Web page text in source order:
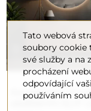
Koupelnové
osvětlením ELIF
Tato webová
soubory cookie
své služby a na
procházení
odpovídající
používáním